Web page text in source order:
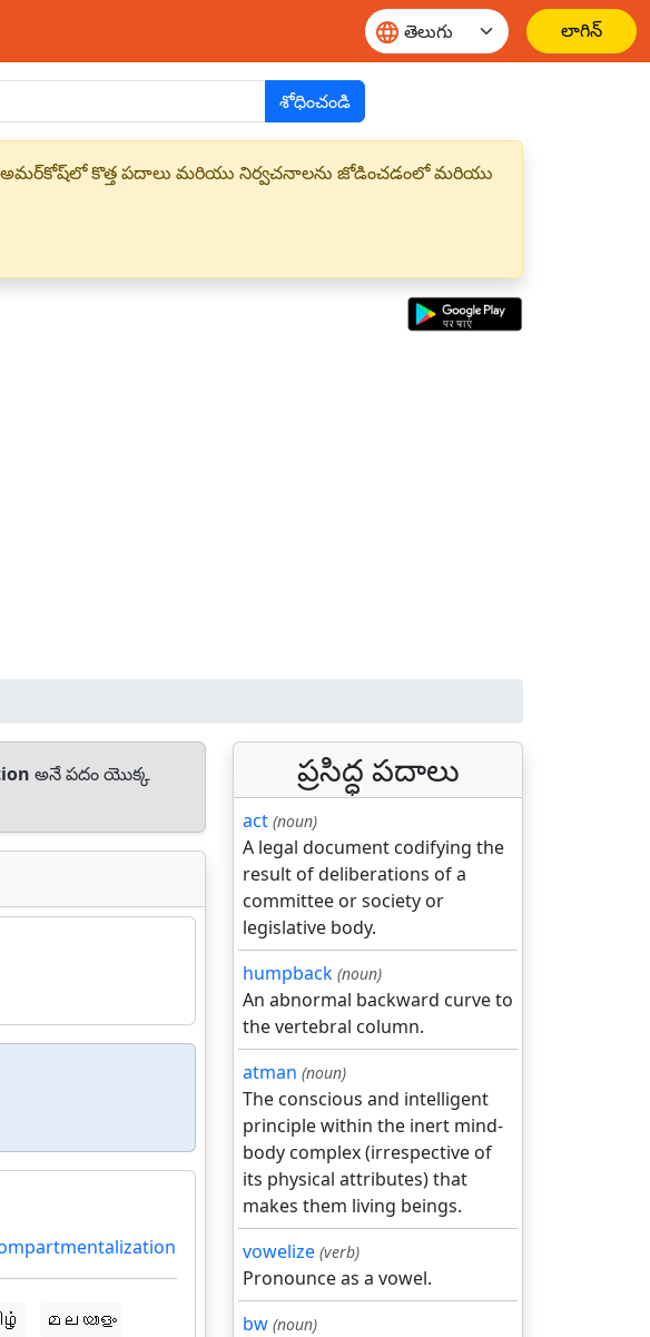
లాగిన్
శోధించండి
కొత్త పదాలు మరియు నిర్వచనాలను జోడించడంలో మరియు
అనే పదం యొక్క
മലയാളം
ప్రసిద్ధ పదాలు
act (noun)
A legal document codifying the
result of deliberations of a
committee or society or
legislative body.
humpback (noun)
An abnormal backward curve to
the vertebral column.
atman (noun)
The conscious and intelligent
principle within the inert mind-
body complex (irrespective of
its physical attributes) that
makes them living beings.
vowelize (verb)
Pronounce as a vowel.
bw (noun)